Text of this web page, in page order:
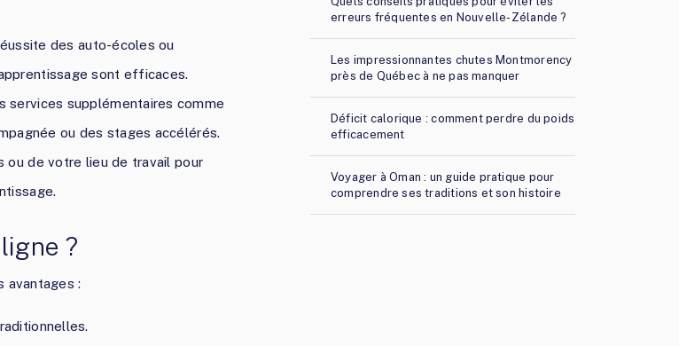
des auto-écoles ou
sont efficaces.
services supplémentaires comme
ou des stages accélérés.
ou de votre lieu de travail pour
?
avantages :
erreurs fréquentes en Nouvelle-Zélande ?
Les impressionnantes chutes Montmorency
près de Québec à ne pas manquer
Déficit calorique : comment perdre du poids
efficacement
Voyager à Oman : un guide pratique pour
comprendre ses traditions et son histoire